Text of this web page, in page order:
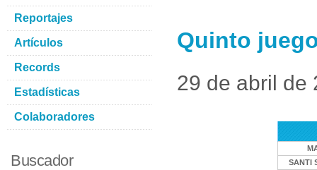
Quinto
29 de abril de
SANTI
Reportajes
Artículos
Records
Estadísticas
Colaboradores
Buscador